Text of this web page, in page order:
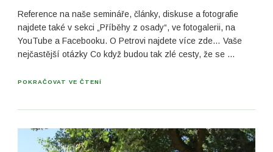
Reference na naše semináře, články, diskuse a fotografie
najdete také v sekci „Příběhy z osady“, ve fotogalerii, na
YouTube a Facebooku. O Petrovi najdete více zde… Vaše
nejčastější otázky Co když budou tak zlé cesty, že se …
POKRAČOVAT VE ČTENÍ